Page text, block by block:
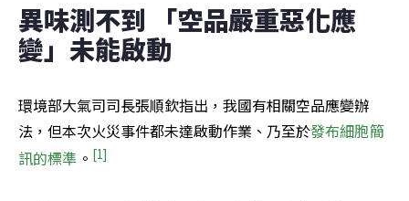
異味測不到 「空品嚴重惡化應
變」未能啟動
環境部大氣司司長張順欽指出，我國有相關空品應變辦
法，但本次火災事件都未達啟動作業、乃至於發布細胞簡
訊的標準 。 [1]